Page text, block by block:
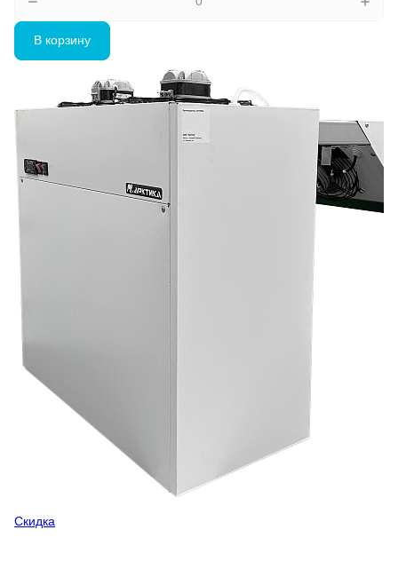
В корзину
Скидка